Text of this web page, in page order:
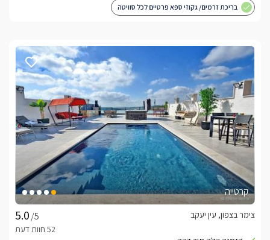
בריכת זרמים/ גקוזי ספא פרטיים לכל סוויטה
קרטייה
/5
צימר בצפון, עין יעקב